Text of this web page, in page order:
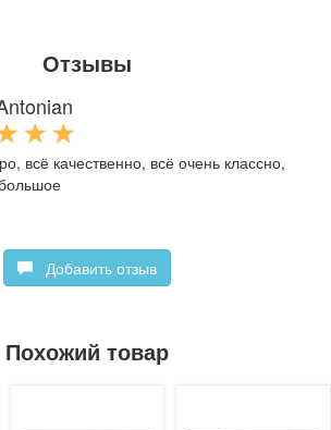
Отзывы
всё качественно, всё очень классно,
Добавить отзыв
Похожий товар